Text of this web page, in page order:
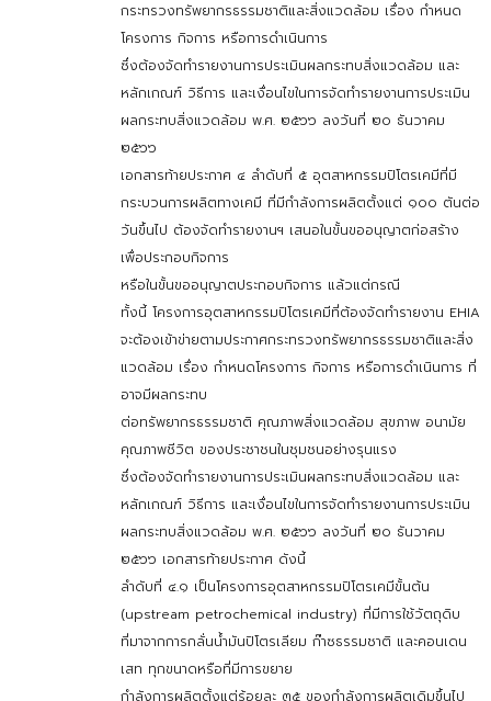
กระทรวงทรัพยากรธรรมชาติและสิ่งแวดล้อม เรื่อง กำหนด
โครงการ กิจการ หรือการดำเนินการ
ซึ่งต้องจัดทำรายงานการประเมินผลกระทบสิ่งแวดล้อม และ
หลักเกณฑ์ วิธีการ และเงื่อนไขในการจัดทำรายงานการประเมิน
ผลกระทบสิ่งแวดล้อม พ.ศ. ๒๕๖๖ ลงวันที่ ๒๐ ธันวาคม
๒๕๖๖
เอกสารท้ายประกาศ ๔ ลำดับที่ ๕ อุตสาหกรรมปิโตรเคมีที่มี
กระบวนการผลิตทางเคมี ที่มีกำลังการผลิตตั้งแต่ ๑๐๐ ตันต่อ
วันขึ้นไป ต้องจัดทำรายงานฯ เสนอในขั้นขออนุญาตก่อสร้าง
เพื่อประกอบกิจการ
หรือในขั้นขออนุญาตประกอบกิจการ แล้วแต่กรณี
ทั้งนี้ โครงการอุตสาหกรรมปิโตรเคมีที่ต้องจัดทำรายงาน EHIA
จะต้องเข้าข่ายตามประกาศกระทรวงทรัพยากรธรรมชาติและสิ่ง
แวดล้อม เรื่อง กำหนดโครงการ กิจการ หรือการดำเนินการ ที่
อาจมีผลกระทบ
ต่อทรัพยากรธรรมชาติ คุณภาพสิ่งแวดล้อม สุขภาพ อนามัย
คุณภาพชีวิต ของประชาชนในชุมชนอย่างรุนแรง
ซึ่งต้องจัดทำรายงานการประเมินผลกระทบสิ่งแวดล้อม และ
หลักเกณฑ์ วิธีการ และเงื่อนไขในการจัดทำรายงานการประเมิน
ผลกระทบสิ่งแวดล้อม พ.ศ. ๒๕๖๖ ลงวันที่ ๒๐ ธันวาคม
๒๕๖๖ เอกสารท้ายประกาศ ดังนี้
ลำดับที่ ๔.๑ เป็นโครงการอุตสาหกรรมปิโตรเคมีขั้นต้น
(upstream petrochemical industry) ที่มีการใช้วัตถุดิบ
ที่มาจากการกลั่นน้ำมันปิโตรเลียม ก๊าซธรรมชาติ และคอนเดน
เสท ทุกขนาดหรือที่มีการขยาย
กำลังการผลิตตั้งแต่ร้อยละ ๓๕ ของกำลังการผลิตเดิมขึ้นไป